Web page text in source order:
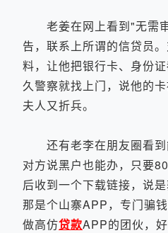
老姜在网上看到"无需
告，联系上所谓的信贷员
料，让他把银行卡、身份
久警察就找上门，说他的
夫人又折兵。
还有老李在朋友圈看到
对方说黑户也能办，只要
后收到一个下载链接，说
那是个山寨APP，专门骗
做高仿贷款APP的团伙，